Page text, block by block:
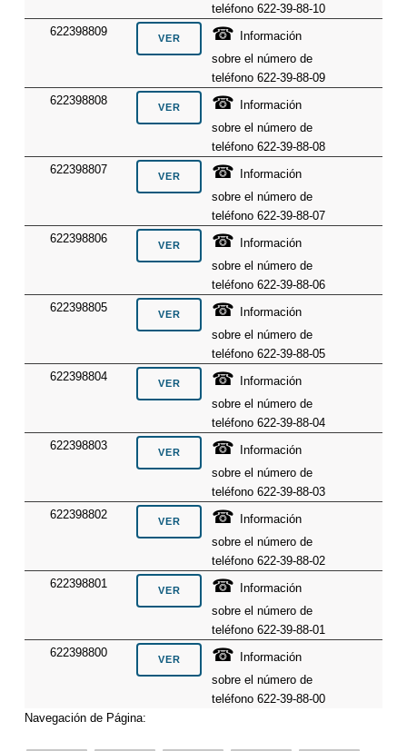
teléfono 622-39-88-10
622398809
☎ Información
sobre el número de
teléfono 622-39-88-09
622398808
☎ Información
sobre el número de
teléfono 622-39-88-08
622398807
☎ Información
sobre el número de
teléfono 622-39-88-07
622398806
☎ Información
sobre el número de
teléfono 622-39-88-06
622398805
☎ Información
sobre el número de
teléfono 622-39-88-05
622398804
☎ Información
sobre el número de
teléfono 622-39-88-04
622398803
☎ Información
sobre el número de
teléfono 622-39-88-03
622398802
☎ Información
sobre el número de
teléfono 622-39-88-02
622398801
☎ Información
sobre el número de
teléfono 622-39-88-01
622398800
☎ Información
sobre el número de
teléfono 622-39-88-00
Navegación de Página: